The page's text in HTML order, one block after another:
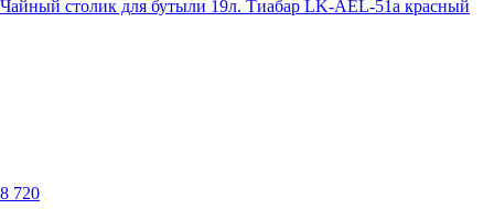
Чайный столик для бутыли 19л. Тиабар LK-AEL-51a красный
8 720